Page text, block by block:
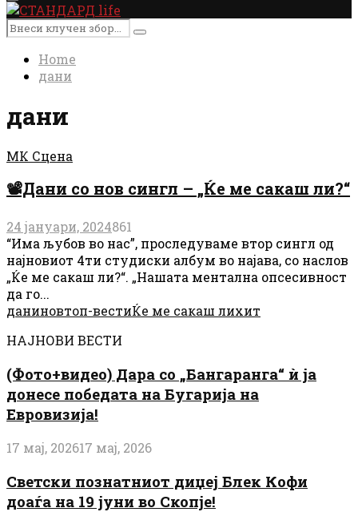
Primary
Menu
Search
for:
Search
Home
дани
дани
МК Сцена
📽Дани со нов сингл – „Ќе ме сакаш ли?“
24 јануари, 2024861
“Има љубов во нас”, проследуваме втор сингл од
најновиот 4ти студиски албум во најава, со наслов
„Ќе ме сакаш ли?“. „Нашата ментална опсесивност
да го...
даниновтоп-вестиЌе ме сакаш лихит
НАЈНОВИ ВЕСТИ
(Фото+видео) Дара со „Бангаранга“ ѝ ја
донесе победата на Бугарија на
Евровизија!
17 мај, 202617 мај, 2026
Светски познатниот диџеј Блек Кофи
доаѓа на 19 јуни во Скопје!